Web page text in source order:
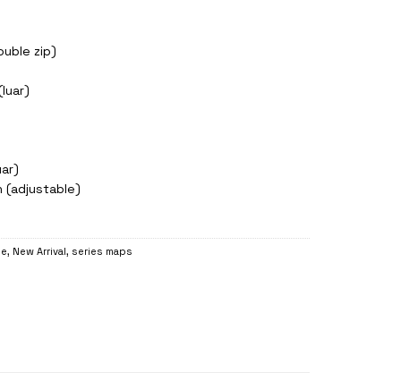
zip)
(adjustable)
, New Arrival, series maps